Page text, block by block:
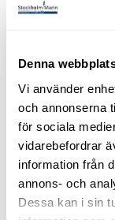
Denna
Vi använder
och annonserna
för sociala
vidarebefordrar
information från
annons- och
Dessa kan i sin
Taklucka för
för att lätt kliva
funktionen är
Marschfart på
knop.
Båten är
invändigt.